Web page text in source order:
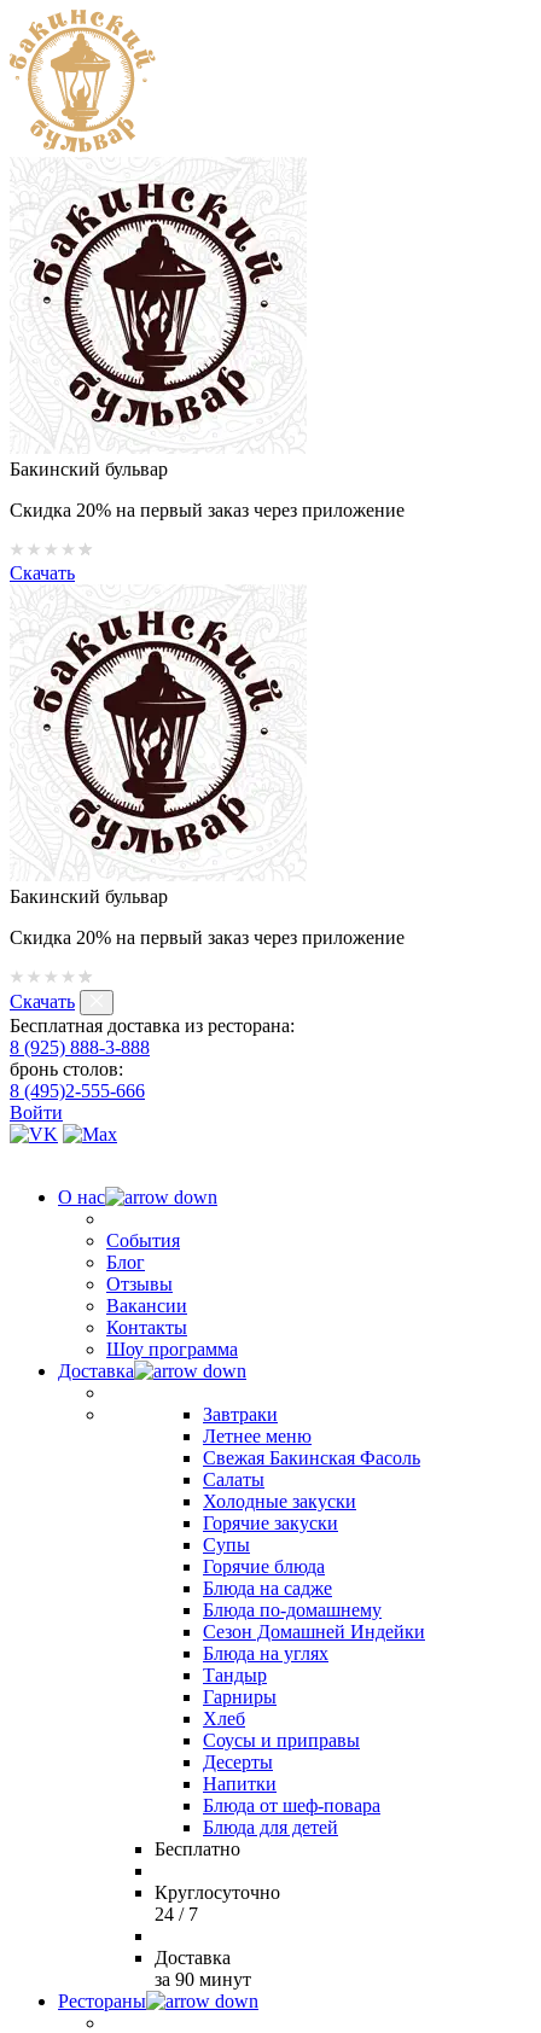
Бакинский бульвар
Скидка 20% на первый заказ через приложение
Скачать
Бакинский бульвар
Скидка 20% на первый заказ через приложение
Скачать
Бесплатная доставка из ресторана:
8 (925) 888-3-888
бронь столов:
8 (495)2-555-666
Войти
О нас
События
Блог
Отзывы
Вакансии
Контакты
Шоу программа
Доставка
Завтраки
Летнее меню
Свежая Бакинская Фасоль
Салаты
Холодные закуски
Горячие закуски
Супы
Горячие блюда
Блюда на садже
Блюда по-домашнему
Сезон Домашней Индейки
Блюда на углях
Тандыр
Гарниры
Хлеб
Соусы и приправы
Десерты
Напитки
Блюда от шеф-повара
Блюда для детей
Бесплатно
Круглосуточно
24 / 7
Доставка
за 90 минут
Рестораны